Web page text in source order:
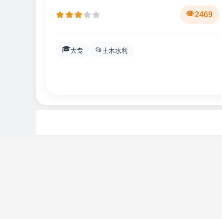
2469
🎓大专 📂 土木水利